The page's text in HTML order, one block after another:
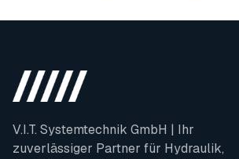
V.I.T. Systemtechnik GmbH | Ihr
zuverlässiger Partner für Hydraulik,